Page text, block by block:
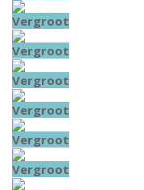
Vergroot
Vergroot
Vergroot
Vergroot
Vergroot
Vergroot